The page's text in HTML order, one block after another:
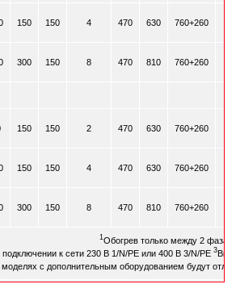
150 150 4 470 630 760+260
300 150 8 470 810 760+260
150 150 2 470 630 760+260
150 150 4 470 630 760+260
300 150 8 470 810 760+260
1Обогрев только между 2
к сети 230 В 1/N/PE или 400 В 3/N/PE3
с дополнительным оборудованием будут